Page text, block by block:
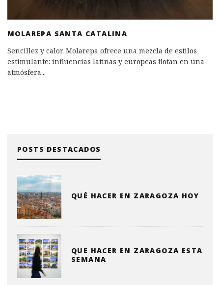
MOLAREPA SANTA CATALINA
Sencillez y calor. Molarepa ofrece una mezcla de estilos
estimulante: influencias latinas y europeas flotan en una
atmósfera...
POSTS DESTACADOS
QUÉ HACER EN ZARAGOZA HOY
QUE HACER EN ZARAGOZA ESTA
SEMANA